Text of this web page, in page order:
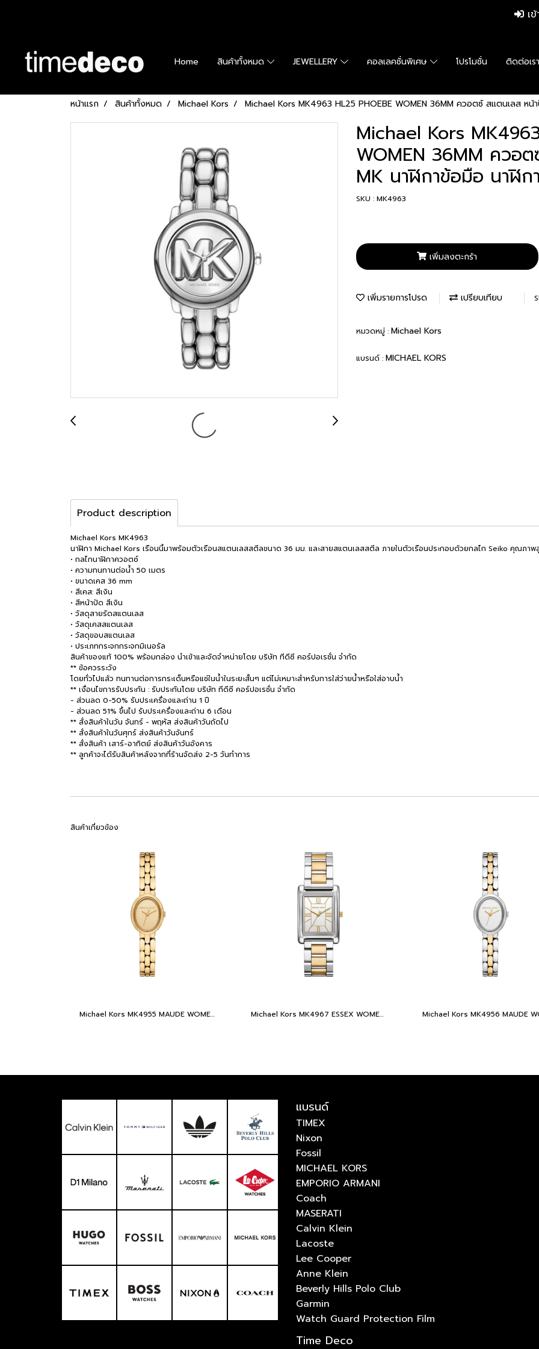
เ
Home สินค้าทั้งหมด JEWELLERY คอลเลคชั่นพิเศษ โปรโมชั่น ติดต่อเ
หน้าแรก สินค้าทั้งหมด Michael Kors Michael Kors MK4963 HL25 PHOEBE WOMEN 36MM ควอตซ์ สแตนเลส ห
Michael Kors
WOMEN 36MM ควอ
MK นาฬิกาข้อมือ นาฬิ
SKU : MK4963
เพิ่มลงตะกร้า
เพิ่มรายการโปรด เปรียบเทียบ
หมวดหมู่ : Michael Kors
แบรนด์ : MICHAEL KORS
Product description
Michael Kors MK4963
นาฬิกา Michael Kors เรือนนี้มาพร้อมตัวเรือนสแตนเลสสตีลขนาด 36 มม. และสายสแตนเลสสตีล ภายในตัวเรือนประกอบด้วยกลไก Seiko คุณภา
• กลไกนาฬิกาควอตซ์
• ความทนทานต่อน้ำ 50 เมตร
• ขนาดเคส 36 mm
• สีเคส: สีเงิน
• สีหน้าปัด สีเงิน
• วัสดุสายรัดสแตนเลส
• วัสดุเคสสแตนเลส
• วัสดุขอบสแตนเลส
• ประเภทกระจกกระจกมิเนอรัล
สินค้าของแท้ 100% พร้อมกล่อง นำเข้าและจัดจำหน่ายโดย บริษัท ทีดีซี คอร์ปอเรชั่น จำกัด
** ข้อควรระวัง
โดยทั่วไปแล้ว ทนทานต่อการกระเด็นหรือแช่ในน้ำในระยะสั้นๆ แต่ไม่เหมาะสำหรับการใส่ว่ายน้ำหรือใส่อาบน้ำ
** เงื่อนไขการรับประกัน : รับประกันโดย บริษัท ทีดีซี คอร์ปอเรชั่น จำกัด
- ส่วนลด 0-50% รับประเครื่องและถ่าน 1 ปี
- ส่วนลด 51% ขึ้นไป รับประเครื่องและถ่าน 6 เดือน
** สั่งสินค้าในวัน จันทร์ - พฤหัส ส่งสินค้าวันถัดไป
** สั่งสินค้าในวันศุกร์ ส่งสินค้าวันจันทร์
** สั่งสินค้า เสาร์-อาทิตย์ ส่งสินค้าวันอังคาร
** ลูกค้าจะได้รับสินค้าหลังจากที่ร้านจัดส่ง 2-5 วันทำการ
สินค้าเกี่ยวข้อง
Michael Kors MK4955 MAUDE WOMEN 21MM Extra small oval quartz watch with stainless steel bracelet นาฬิกาข้อมือ นาฬิกา ผู้หญิง Michael Kors MK4967 ESSEX WOMEN 26MM Two-Tone นาฬิกาข้อมือ นาฬิกา ผู้หญิง
แบรนด์
TIMEX
Nixon
Fossil
MICHAEL KORS
EMPORIO ARMANI
Coach
MASERATI
Calvin Klein
Lacoste
Lee Cooper
Anne Klein
Beverly Hills Polo Club
Garmin
Watch Guard Protection Film
Time Deco